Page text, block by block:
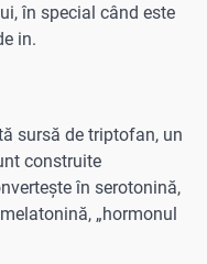
în special când este
in.
sursă de triptofan, un
construite
în serotonină,
„hormonul